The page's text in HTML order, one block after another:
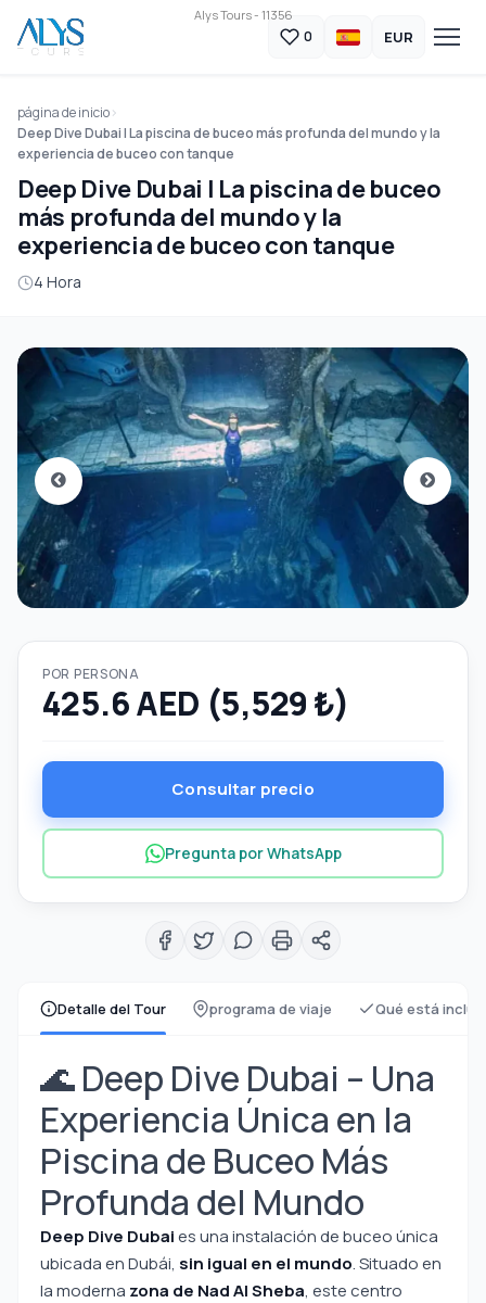
Alys Tours - 11356
0 EUR
página de inicio
Deep Dive Dubai | La piscina de buceo más profunda del mundo y la
experiencia de buceo con tanque
Deep Dive Dubai | La piscina de buceo
más profunda del mundo y la
experiencia de buceo con tanque
4 Hora
Detalle del Tour programa de viaje Qué está
🌊 Deep Dive Dubai – Una
Experiencia Única en la
Piscina de Buceo Más
Profunda del Mundo
Deep Dive Dubaies una instalación de buceo única
ubicada en Dubái, sin igual en el mundo. Situado en
la moderna zona de Nad Al Sheba, este centro
POR PERSONA
425.6 AED (5,529 ₺)
Consultar precio
Pregunta por WhatsApp